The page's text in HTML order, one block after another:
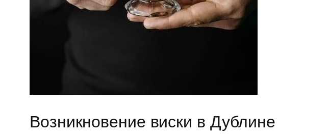
Возникновение виски в Дублине